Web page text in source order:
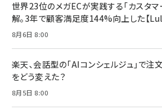
世界23位のメガECが実践する「カスタ
解。3年で顧客満足度144%向上した【
8月6日 8:00
楽天、会話型の「AIコンシェルジュ」で
をどう変えた？
8月5日 8:00